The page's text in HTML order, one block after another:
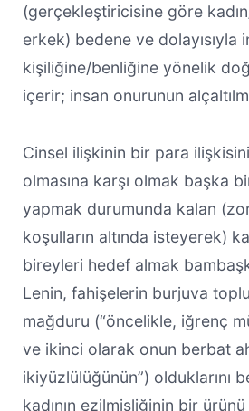
(gerçekleştiricisine göre
erkek) bedene ve dolayısıyla
kişiliğine/benliğine yönelik
içerir; insan onurunun
Cinsel ilişkinin bir para
olmasına karşı olmak başka
yapmak durumunda kalan
koşulların altında isteyerek)
bireyleri hedef almak
Lenin, fahişelerin burjuva
mağduru (“öncelikle, iğrenç
ve ikinci olarak onun berbat
ikiyüzlülüğünün”) olduklarını
kadının ezilmişliğinin bir